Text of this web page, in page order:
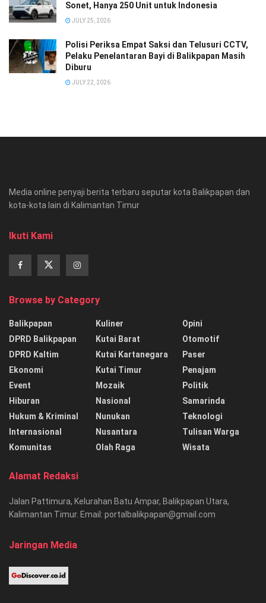
Sonet, Hanya 250 Unit untuk Indonesia
JULY 25, 2026
Polisi Periksa Empat Saksi dan Telusuri CCTV,
Pelaku Penelantaran Bayi di Balikpapan Masih
Diburu
JULY 22, 2026
Media online penyaji berita terbaru seputar kota Balikpapan dan
kota-kota lain di Kalimantan Timur
Ikuti Kami
Browse by Category
Balikpapan
DPRD Balikpapan
DPRD Kaltim
Ekonomi
Event
Hiburan
Hukum & Kriminal
Internasional
Komunitas
Kuliner
Kutai Barat
Kutai Kartanegara
Kutai Timur
Mozaik
Nasional
Nunukan
Nusantara
Olah Raga
Opini
Otomotif
Paser
Penajam
Politik
Samarinda
Teknologi
Tulisan Warga
Wisata
Alamat Redaksi
Jalan Pattimura, Kelurahan Batu Ampar, Balikpapan Utara,
Kalimantan Timur. Email: portalbalikpapan@gmail.com
Jaringan Media